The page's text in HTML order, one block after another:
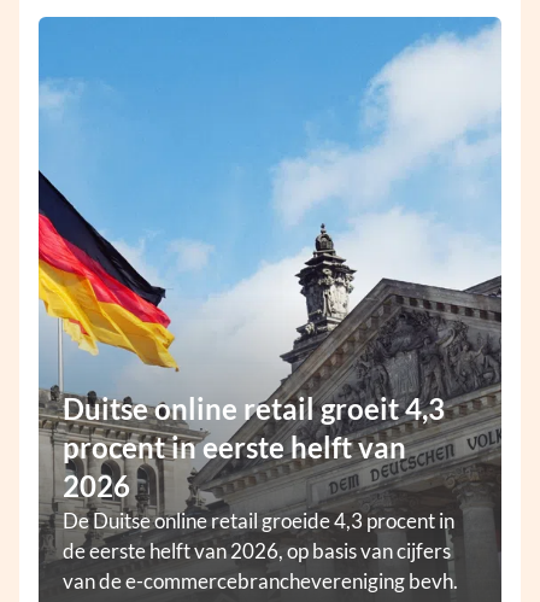
Duitse online retail groeit 4,3
procent in eerste helft van
2026
De Duitse online retail groeide 4,3 procent in
de eerste helft van 2026, op basis van cijfers
van de e-commercebranchevereniging bevh.